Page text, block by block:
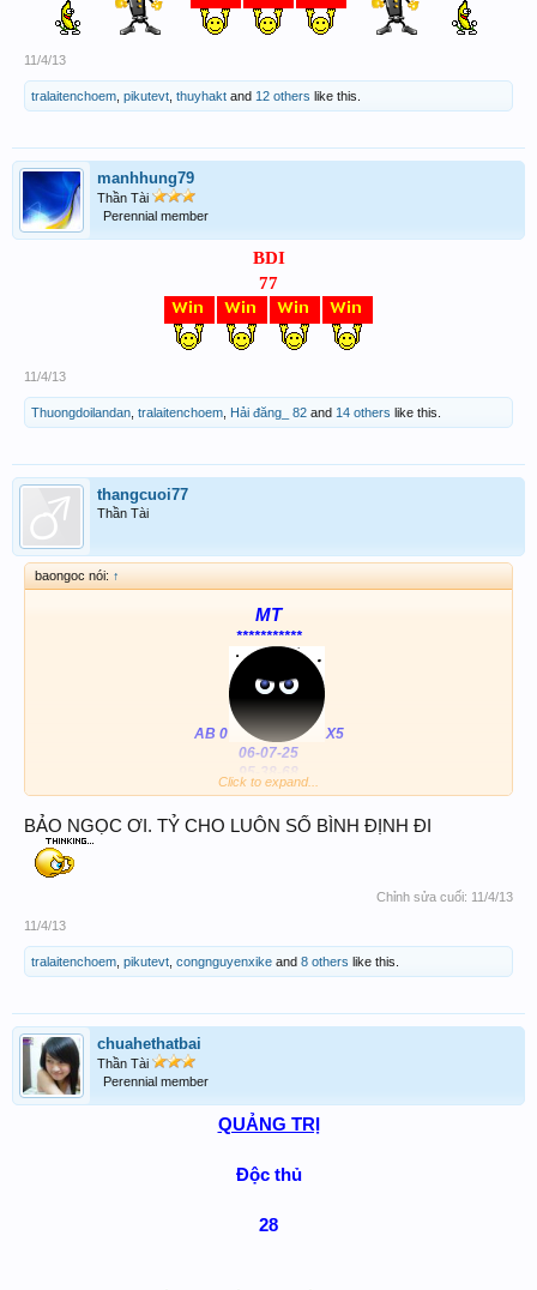
11/4/13
tralaitenchoem pikutevt thuyhakt and 12 others like this.
manhhung79
Thần Tài
Perennial member
BDI
77
11/4/13
Thuongdoilandan tralaitenchoem Hải đăng_ 82 and 14 others like this.
thangcuoi77
Thần Tài
baongoc nói: ↑
MT
***********
AB 0
X5
06-07-25
95-38-68
Click to expand...
BẢO NGỌC ƠI. TỶ CHO LUÔN SỐ BÌNH ĐỊNH ĐI
Chỉnh sửa cuối: 11/4/13
11/4/13
tralaitenchoem pikutevt congnguyenxike and 8 others like this.
chuahethatbai
Thần Tài
Perennial member
QUẢNG TRỊ
Độc thủ
28